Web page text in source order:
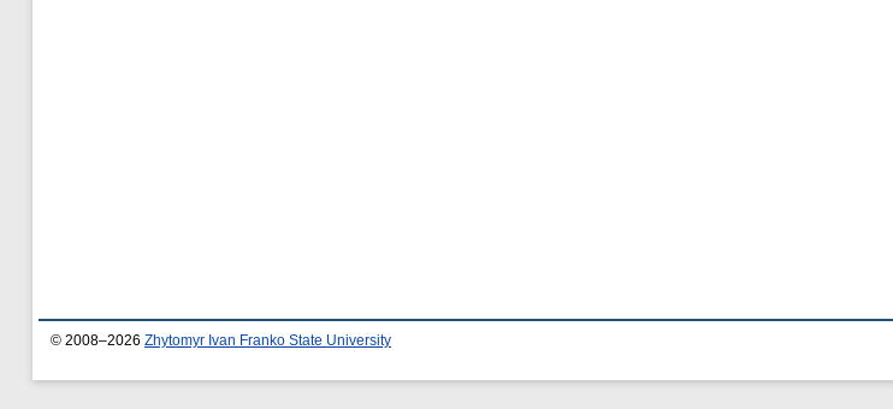
© 2008–2026 Zhytomyr Ivan Franko State University